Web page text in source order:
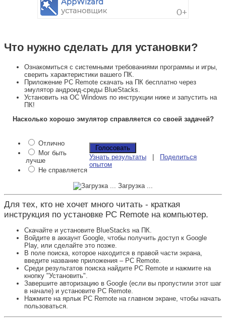
Что нужно сделать для установки?
Ознакомиться с системными требованиями программы и игры,
сверить характеристики вашего ПК.
Приложение PC Remote скачать на ПК бесплатно через
эмулятор андроид-среды BlueStacks.
Установить на ОС Windows по инструкции ниже и запустить на
ПК!
Насколько хорошо эмулятор справляется со своей задачей?
Отлично
Мог быть
лучше
Не справляется
Узнать результаты
Поделиться
опытом
Загрузка ...
Для тех, кто не хочет много читать - краткая
инструкция по установке PC Remote на компьютер.
Скачайте и установите BlueStacks на ПК.
Войдите в аккаунт Google, чтобы получить доступ к Google
Play, или сделайте это позже.
В поле поиска, которое находится в правой части экрана,
введите название приложения – PC Remote.
Среди результатов поиска найдите PC Remote и нажмите на
кнопку "Установить".
Завершите авторизацию в Google (если вы пропустили этот шаг
в начале) и установите PC Remote.
Нажмите на ярлык PC Remote на главном экране, чтобы начать
пользоваться.